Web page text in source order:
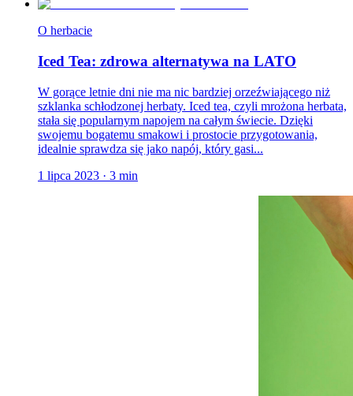
O herbacie
Iced Tea: zdrowa alternatywa na LATO
W gorące letnie dni nie ma nic bardziej orzeźwiającego niż
szklanka schłodzonej herbaty. Iced tea, czyli mrożona herbata,
stała się popularnym napojem na całym świecie. Dzięki
swojemu bogatemu smakowi i prostocie przygotowania,
idealnie sprawdza się jako napój, który gasi...
1 lipca 2023 · 3 min